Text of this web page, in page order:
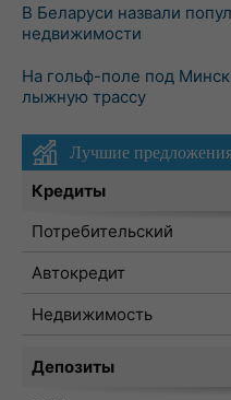
В Беларуси назвали
недвижимости
На гольф-поле под
лыжную трассу
Лучшие
Кредиты
Потребительский
Автокредит
Недвижимость
Депозиты